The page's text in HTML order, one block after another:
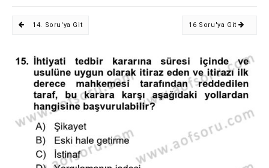
14. Soru'ya Git 16 Soru'ya Git